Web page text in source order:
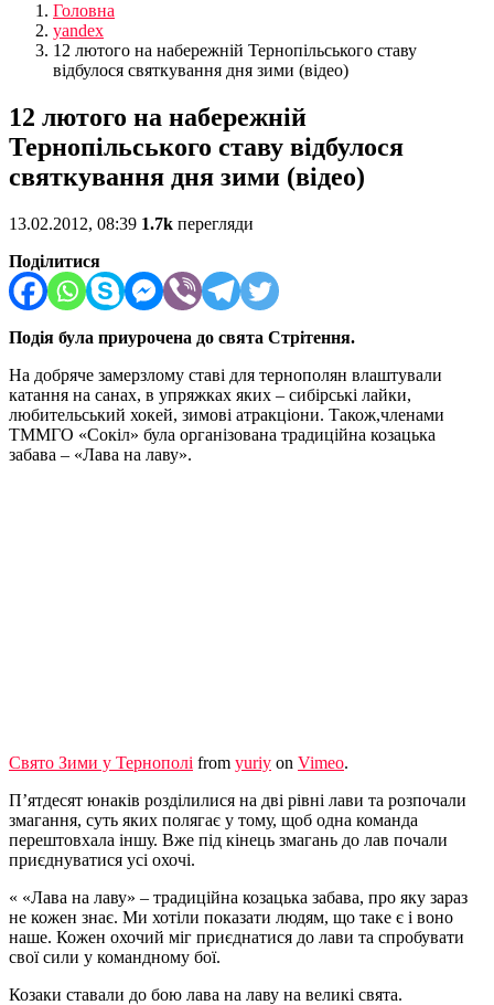
Головна
yandex
12 лютого на набережній Тернопільського ставу
відбулося святкування дня зими (відео)
12 лютого на набережній
Тернопільського ставу відбулося
святкування дня зими (відео)
13.02.2012, 08:39 1.7k перегляди
Поділитися
Подія була приурочена до свята Стрітення.
На добряче замерзлому ставі для тернополян влаштували
катання на санах, в упряжках яких – сибірські лайки,
любительський хокей, зимові атракціони. Також,членами
ТММГО «Сокіл» була організована традиційна козацька
забава – «Лава на лаву».
Свято Зими у Тернополі from yuriy on Vimeo.
П’ятдесят юнаків розділилися на дві рівні лави та розпочали
змагання, суть яких полягає у тому, щоб одна команда
перештовхала іншу. Вже під кінець змагань до лав почали
приєднуватися усі охочі.
« «Лава на лаву» – традиційна козацька забава, про яку зараз
не кожен знає. Ми хотіли показати людям, що таке є і воно
наше. Кожен охочий міг приєднатися до лави та спробувати
свої сили у командному бої.
Козаки ставали до бою лава на лаву на великі свята.